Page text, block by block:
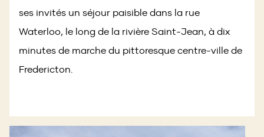
ses invités un séjour paisible dans la rue
Waterloo, le long de la rivière Saint-Jean, à dix
minutes de marche du pittoresque centre-ville de
Fredericton.